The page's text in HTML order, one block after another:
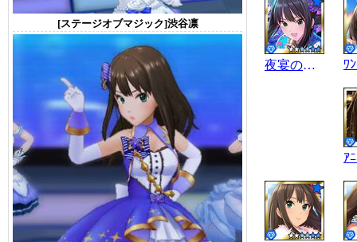
夜宴の歌姫
[ステージオブマジック]渋谷凛